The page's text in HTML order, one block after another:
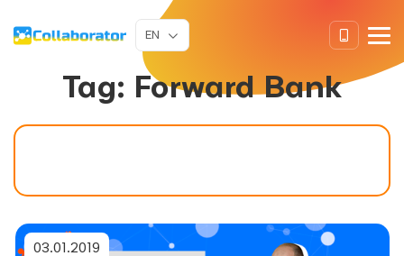
EN
Tag: Forward Bank
03.01.2019